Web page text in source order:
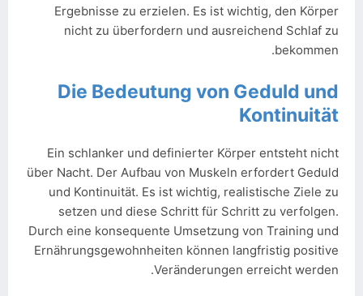
Ergebnisse zu erzielen. Es ist wichtig, den Körper
nicht zu überfordern und ausreichend Schlaf zu
bekommen.
Die Bedeutung von Geduld und
Kontinuität
Ein schlanker und definierter Körper entsteht nicht
über Nacht. Der Aufbau von Muskeln erfordert Geduld
und Kontinuität. Es ist wichtig, realistische Ziele zu
setzen und diese Schritt für Schritt zu verfolgen.
Durch eine konsequente Umsetzung von Training und
Ernährungsgewohnheiten können langfristig positive
Veränderungen erreicht werden.